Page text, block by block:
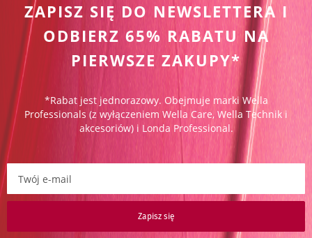
ZAPISZ SIĘ DO NEWSLETTERA I
ODBIERZ 65% RABATU NA
PIERWSZE ZAKUPY*
*Rabat jest jednorazowy. Obejmuje marki Wella
Professionals (z wyłączeniem Wella Care, Wella Technik i
akcesoriów) i Londa Professional.
Zapisz się do newslettera:
Zapisz się